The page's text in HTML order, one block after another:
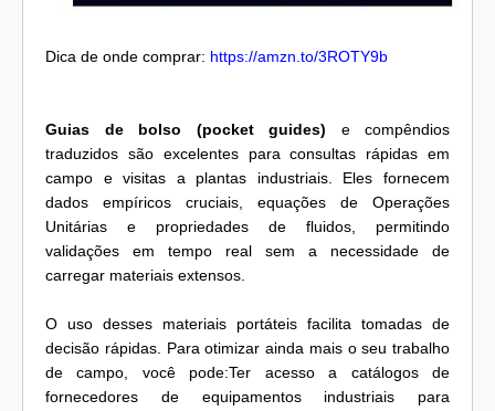
Dica de onde comprar: https://amzn.to/3ROTY9b
Guias de bolso (pocket guides) e compêndios
traduzidos são excelentes para consultas rápidas em
campo e visitas a plantas industriais. Eles fornecem
dados empíricos cruciais, equações de Operações
Unitárias e propriedades de fluidos, permitindo
validações em tempo real sem a necessidade de
carregar materiais extensos.
O uso desses materiais portáteis facilita tomadas de
decisão rápidas. Para otimizar ainda mais o seu trabalho
de campo, você pode:Ter acesso a catálogos de
fornecedores de equipamentos industriais para